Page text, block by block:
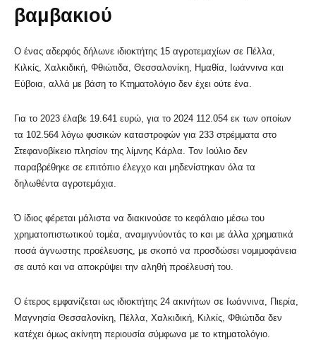
βαμβακιού
Ο ένας αδερφός δήλωνε ιδιοκτήτης 15 αγροτεμαχίων σε Πέλλα,
Κιλκίς, Χαλκιδική, Φθιώτιδα, Θεσσαλονίκη, Ημαθία, Ιωάννινα και
Εύβοια, αλλά με βάση το Κτηματολόγιο δεν έχει ούτε ένα.
Για το 2023 έλαβε 19.641 ευρώ, για το 2024 112.054 εκ των οποίων
τα 102.564 λόγω φυσικών καταστροφών για 233 στρέμματα στο
Στεφανοβίκειο πλησίον της λίμνης Κάρλα. Τον Ιούλιο δεν
παραβρέθηκε σε επιτόπιο έλεγχο και μηδενίστηκαν όλα τα
δηλωθέντα αγροτεμάχια.
Ό ίδιος φέρεται μάλιστα να διακινούσε το κεφάλαιο μέσω του
χρηματοπιστωτικού τομέα, αναμιγνύοντάς το και με άλλα χρηματικά
ποσά άγνωστης προέλευσης, με σκοπό να προσδώσει νομιμοφάνεια
σε αυτό και να αποκρύψει την αληθή προέλευσή του.
Ο έτερος εμφανίζεται ως ιδιοκτήτης 24 ακινήτων σε Ιωάννινα, Πιερία,
Μαγνησία Θεσσαλονίκη, Πέλλα, Χαλκιδική, Κιλκίς, Φθιώτιδα δεν
κατέχει όμως ακίνητη περιουσία σύμφωνα με το κτηματολόγιο.